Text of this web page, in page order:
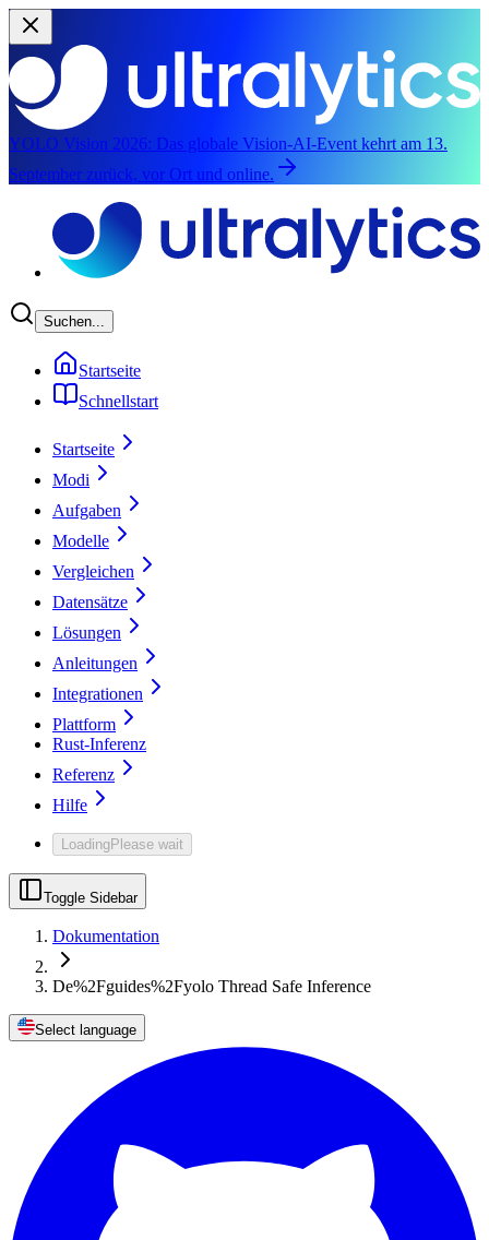
YOLO Vision 2026: Das globale Vision-AI-Event kehrt am 13.
September zurück, vor Ort und online.
Suchen...
Startseite
Schnellstart
Startseite
Modi
Aufgaben
Modelle
Vergleichen
Datensätze
Lösungen
Anleitungen
Integrationen
Plattform
Rust-Inferenz
Referenz
Hilfe
LoadingPlease wait
Toggle Sidebar
Dokumentation
De%2Fguides%2Fyolo Thread Safe Inference
Select language